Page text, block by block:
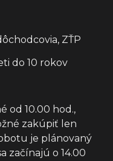
ZŤP
do 10 rokov
od 10.00 hod.,
zakúpiť len
je plánovaný
začínajú o 14.00